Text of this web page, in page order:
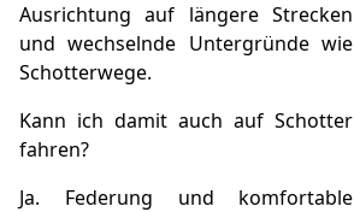
Ausrichtung auf längere Strecken
und wechselnde Untergründe wie
Schotterwege.
Kann ich damit auch auf Schotter
fahren?
Ja. Federung und komfortable